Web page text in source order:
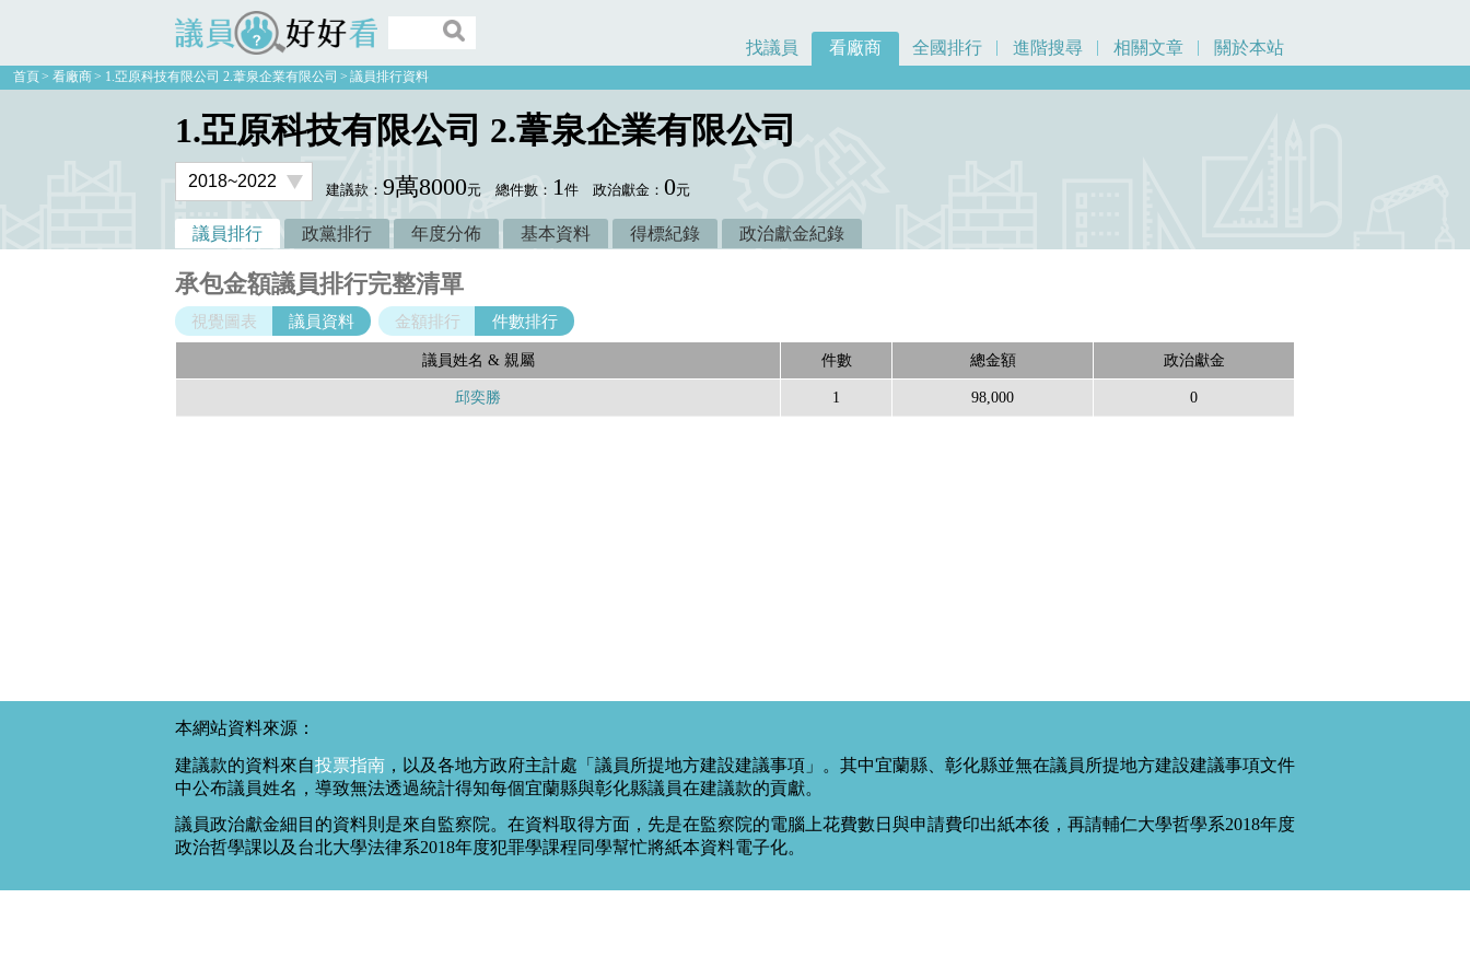
議員好好看
找議員 看廠商 全國排行 進階搜尋 相關文章 關於本站
首頁 看廠商 1.亞原科技有限公司 2.葦泉企業有限公司 議員排行資料
1.亞原科技有限公司 2.葦泉企業有限公司
建議款：9萬8000元 總件數： 1件 政治獻金：0元
議員排行 政黨排行 年度分佈 基本資料 得標紀錄 政治獻金紀錄
承包金額議員排行完整清單
視覺圖表 議員資料 金額排行 件數排行
議員姓名 & 親屬 件數 總金額 政治獻金
邱奕勝 1 98,000 0
本網站資料來源：
建議款的資料來自投票指南 ，以及各地方政府主計處「議員所提地方建設建議事項」。其中宜蘭縣、彰化縣並無在議員所提地方建設建議事項文件
中公布議員姓名，導致無法透過統計得知每個宜蘭縣與彰化縣議員在建議款的貢獻。
議員政治獻金細目的資料則是來自監察院。在資料取得方面，先是在監察院的電腦上花費數日與申請費印出紙本後，再請輔仁大學哲學系2018年度
政治哲學課以及台北大學法律系2018年度犯罪學課程同學幫忙將紙本資料電子化。